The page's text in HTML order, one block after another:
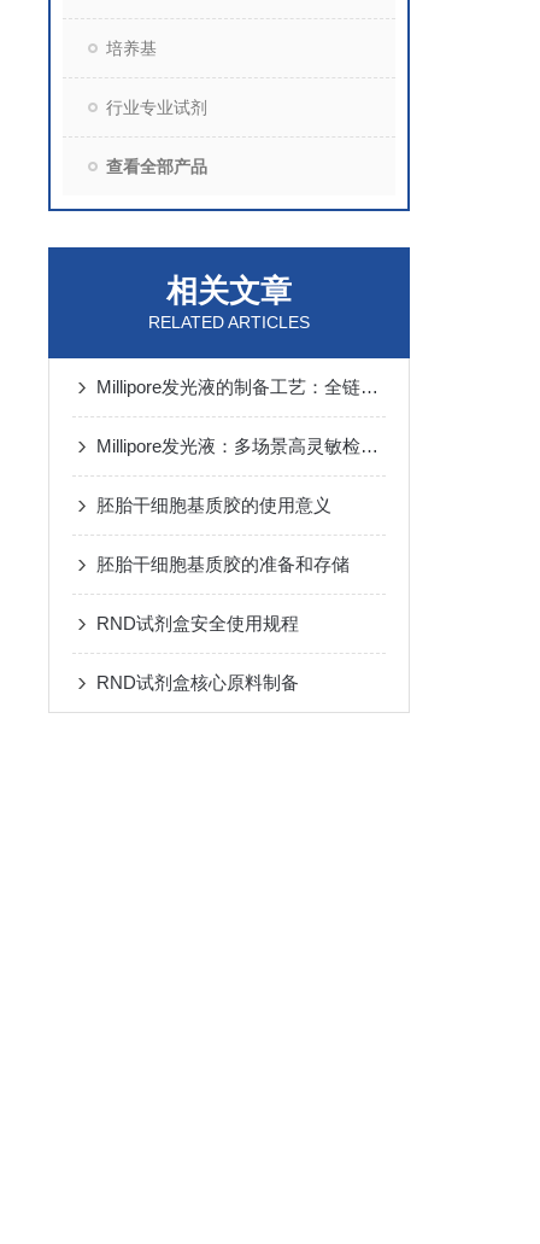
培养基
行业专业试剂
查看全部产品
相关文章
RELATED ARTICLES
Millipore发光液的制备工艺：全链路质控保障检测性能稳定
Millipore发光液：多场景高灵敏检测的核心试剂支撑
胚胎干细胞基质胶的使用意义
胚胎干细胞基质胶的准备和存储
RND试剂盒安全使用规程
RND试剂盒核心原料制备